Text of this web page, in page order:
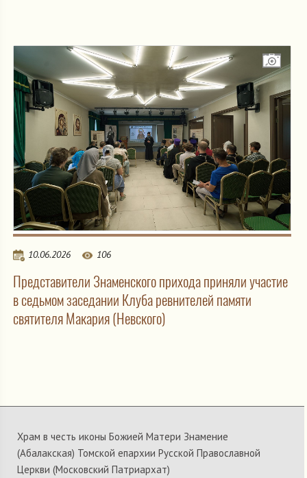
10.06.2026 106
Представители Знаменского прихода приняли участие
в седьмом заседании Клуба ревнителей памяти
святителя Макария (Невского)
Храм в честь иконы Божией Матери Знамение
(Абалакская) Томской епархии Русской Православной
Церкви (Московский Патриархат)